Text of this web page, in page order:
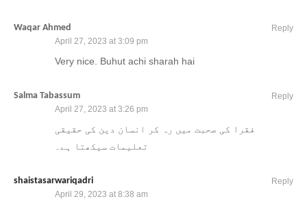
Waqar Ahmed
April 27, 2023 at 3:09 pm
Very nice. Buhut achi sharah hai
Reply
Salma Tabassum
April 27, 2023 at 3:26 pm
تعلیمات سیکھتا ہے۔
Reply
shaistasarwariqadri
April 29, 2023 at 8:38 am
Reply